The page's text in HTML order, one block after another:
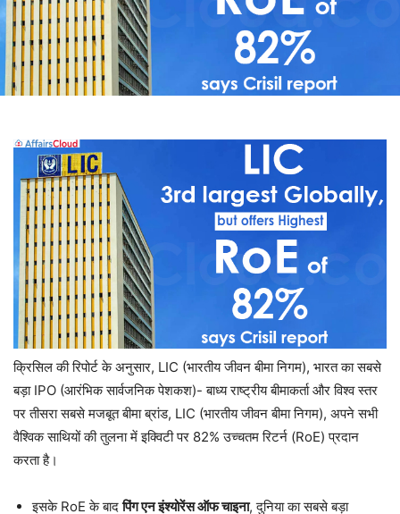
क्रिसिल की रिपोर्ट के अनुसार, LIC (भारतीय जीवन बीमा निगम), भारत का सबसे
बड़ा IPO (आरंभिक सार्वजनिक पेशकश)- बाध्य राष्ट्रीय बीमाकर्ता और विश्व स्तर
पर तीसरा सबसे मजबूत बीमा ब्रांड, LIC (भारतीय जीवन बीमा निगम), अपने सभी
वैश्विक साथियों की तुलना में इक्विटी पर 82% उच्चतम रिटर्न (RoE) प्रदान
करता है।
इसके RoE के बादपिंग एन इंश्योरेंस ऑफ चाइना, दुनिया का सबसे बड़ा